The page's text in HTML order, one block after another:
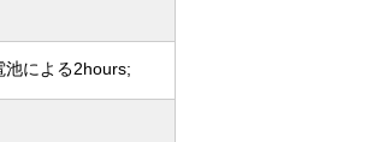
池による2hours;